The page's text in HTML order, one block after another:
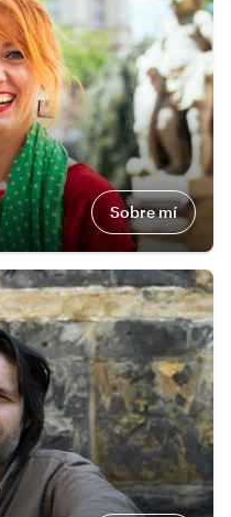
Sobre mí